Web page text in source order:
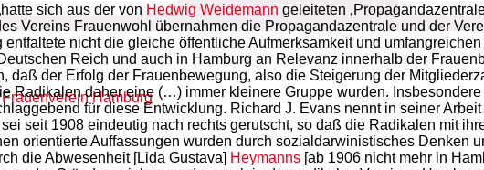
Hamburg
sich aus der von Hedwig Weidemann geleiteten
Vereins Frauenwohl übernahmen die Propagandazentrale und der
nicht die gleiche öffentliche Aufmerksamkeit und
Reich und auch in Hamburg an Relevanz innerhalb der
daß der Erfolg der Frauenbewegung, also die Steigerung der
Radikalen daher eine (…) immer kleinere Gruppe wurden.
für diese Entwicklung. Richard J. Evans nennt in seiner
seit 1908 eindeutig nach rechts gerutscht, so daß die Radikalen mit
orientierte Auffassungen wurden durch sozialdarwinistisches Denken
die Abwesenheit [Lida Gustava] Heymanns [ab 1906 nicht mehr in